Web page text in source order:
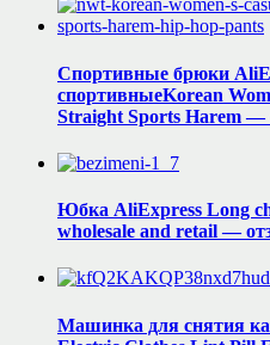
Спортивные брюки
спортивныеKorean
Straight Sports Harem
Юбка AliExpress Long
wholesale and retail —
Машинка для снятия